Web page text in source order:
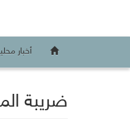
أخبار
“ضريبة